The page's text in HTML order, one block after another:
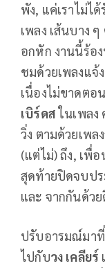
พัง, แค่เราไม่ไ
เพลง เส้นบาง
อกหัก งานนี้ร้อ
ชมด้วยเพลงแจ้
เนื่องไม่ขาดต
เบิร์ดสในเพลง
วิ่ง ตามด้วยเพล
(แต่ไม่) ถึง, เพื่
สุดท้ายปิดจบปร
และ จากกันด้วย
ปรับอารมณ์มา
ไปกับวง เคลียร์